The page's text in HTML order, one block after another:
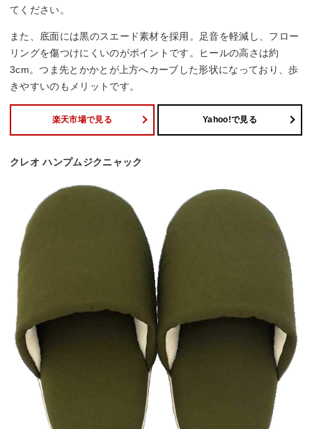
てください。
また、底面には黒のスエード素材を採用。足音を軽減し、フロー
リングを傷つけにくいのがポイントです。ヒールの高さは約
3cm。つま先とかかとが上方へカーブした形状になっており、歩
きやすいのもメリットです。
楽天市場で見る Yahoo!で見る
クレオ ハンプムジクニャック